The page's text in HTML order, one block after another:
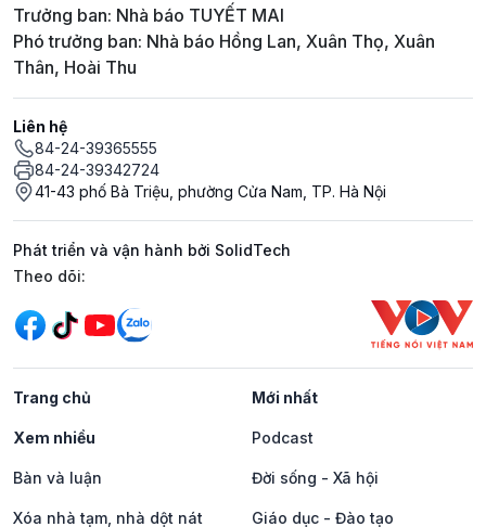
Trưởng ban: Nhà báo TUYẾT MAI
Phó trưởng ban: Nhà báo Hồng Lan, Xuân Thọ, Xuân
Thân, Hoài Thu
Liên hệ
84-24-39365555
84-24-39342724
41-43 phố Bà Triệu, phường Cửa Nam, TP. Hà Nội
Phát triển và vận hành bởi SolidTech
Mạng xã hội
Theo dõi:
Trang chủ Mới nhất
Xem nhiều Podcast
Bàn và luận Đời sống - Xã hội
Xóa nhà tạm, nhà dột nát Giáo dục - Đào tạo